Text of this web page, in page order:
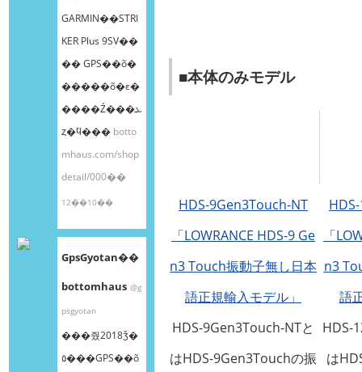
GARMIN��STRI
KER Plus 9SV��
�� GPS��õ�
�����õ�ε�
����Ź���ܥ
ȥ�ϥ��� botto
mhaus.com/shop
detail/000��
12��10��
GpsGyotan��
bottomhaus @g
psgyotan
���줬2018ǯ�
٥���GPS��õ
■本体のみモデル
HDS-9Gen3Touch-NT
「LOWRANCE HDS-9 Ge
n3 Touch振動子無し日本
語正規輸入モデル」
HDS-9Gen3Touch-NTと
はHDS-9Gen3Touchの振
「
n3
語
HDS-
は